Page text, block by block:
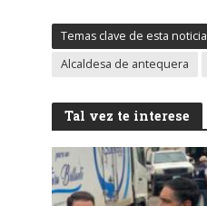
Temas clave de esta noticia
Alcaldesa de antequera
Tal vez te interese